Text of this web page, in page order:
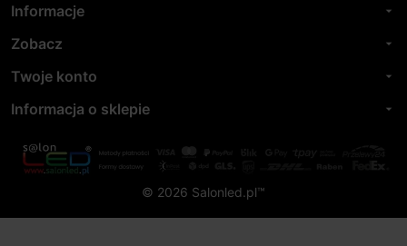
Informacje arrow_drop_down
Zobacz arrow_drop_down
Twoje konto arrow_drop_down
Informacja o sklepie arrow_drop_down
© 2026 Salonled.pl™